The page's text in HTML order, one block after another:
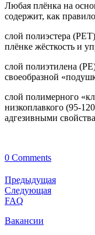
Любая плёнка на
содержит, как
слой полиэстера
плёнке жёсткость и
слой полиэтилена
своеобразной
слой полимерного
низкоплавкого (95-
адгезивными
0 Comments
Предыдущая
Следующая
FAQ
Вакансии